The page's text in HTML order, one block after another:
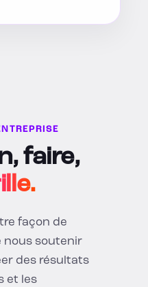
faire,
façon de
nous soutenir
des résultats
et les